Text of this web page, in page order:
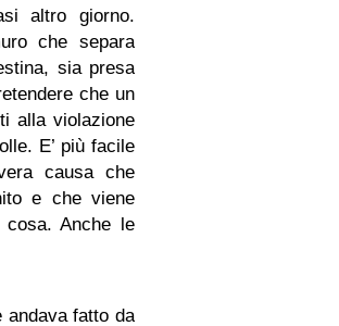
altro giorno.
che separa
sia presa
che un
alla violazione
E’ più facile
causa che
e che viene
Anche le
andava fatto da